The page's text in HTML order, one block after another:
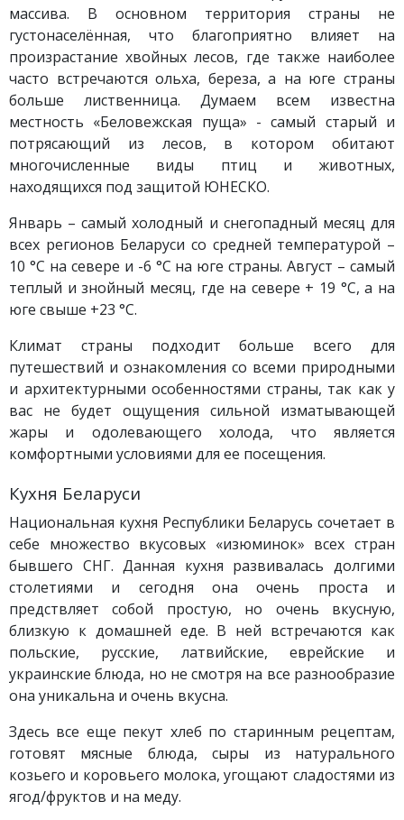
массива. В основном территория страны не
густонаселённая, что благоприятно влияет на
произрастание хвойных лесов, где также наиболее
часто встречаются ольха, береза, а на юге страны
больше лиственница. Думаем всем известна
местность «Беловежская пуща» - самый старый и
потрясающий из лесов, в котором обитают
многочисленные виды птиц и животных,
находящихся под защитой ЮНЕСКО.
Январь – самый холодный и снегопадный месяц для
всех регионов Беларуси со средней температурой –
10 °C на севере и -6 °C на юге страны. Август – самый
теплый и знойный месяц, где на севере + 19 °C, а на
юге свыше +23 °C.
Климат страны подходит больше всего для
путешествий и ознакомления со всеми природными
и архитектурными особенностями страны, так как у
вас не будет ощущения сильной изматывающей
жары и одолевающего холода, что является
комфортными условиями для ее посещения.
Кухня Беларуси
Национальная кухня Республики Беларусь сочетает в
себе множество вкусовых «изюминок» всех стран
бывшего СНГ. Данная кухня развивалась долгими
столетиями и сегодня она очень проста и
предствляет собой простую, но очень вкусную,
близкую к домашней еде. В ней встречаются как
польские, русские, латвийские, еврейские и
украинские блюда, но не смотря на все разнообразие
она уникальна и очень вкусна.
Здесь все еще пекут хлеб по старинным рецептам,
готовят мясные блюда, сыры из натурального
козьего и коровьего молока, угощают сладостями из
ягод/фруктов и на меду.